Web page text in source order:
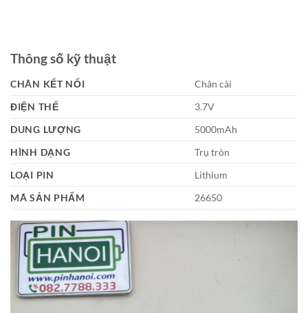
Thông số kỹ thuật
CHÂN KẾT NỐI
Chân cài
ĐIỆN THẾ
3.7V
DUNG LƯỢNG
5000mAh
HÌNH DẠNG
Trụ tròn
LOẠI PIN
Lithium
MÃ SẢN PHẨM
26650